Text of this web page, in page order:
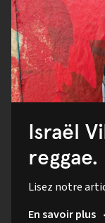
Israël
reggae.
Lisez notre
En savoir plus